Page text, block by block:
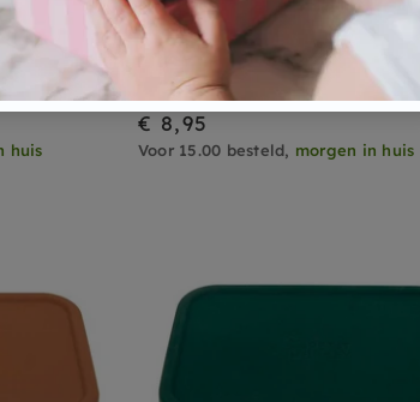
my eye
huis
Petit Monkey snack box set
woodland blue 12 x 12 cm
€ 8,95
Voor 15.00 besteld, morgen in huis